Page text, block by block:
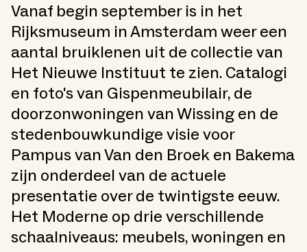
Vanaf begin september is in het
Rijksmuseum in Amsterdam weer een
aantal bruiklenen uit de collectie van
Het Nieuwe Instituut te zien. Catalogi
en foto's van Gispenmeubilair, de
doorzonwoningen van Wissing en de
stedenbouwkundige visie voor
Pampus van Van den Broek en Bakema
zijn onderdeel van de actuele
presentatie over de twintigste eeuw.
Het Moderne op drie verschillende
schaalniveaus: meubels, woningen en